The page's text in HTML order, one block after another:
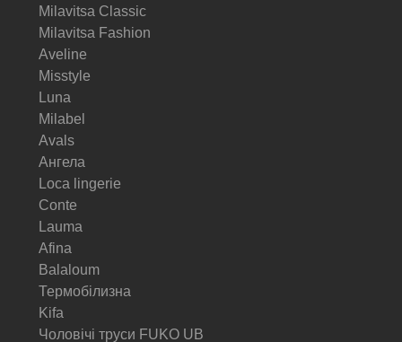
Milavitsa Classic
Milavitsa Fashion
Aveline
Misstyle
Luna
Milabel
Avals
Ангела
Loca lingerie
Conte
Lauma
Afina
Balaloum
Термобілизна
Kifa
Чоловічі труси FUKO UB